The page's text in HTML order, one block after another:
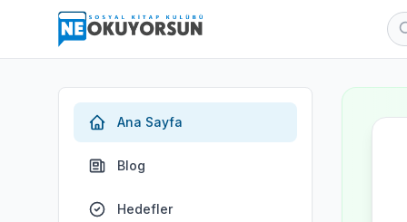
Ana Sayfa
Blog
Hedefler